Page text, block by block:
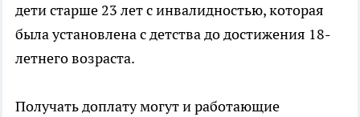
дети старше 23 лет с инвалидностью, которая
была установлена с детства до достижения 18-
летнего возраста.
Получать доплату могут и работающие